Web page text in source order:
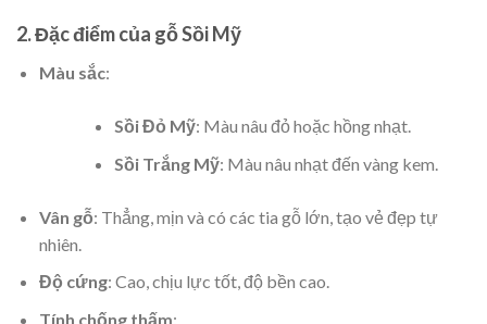
2. Đặc điểm của gỗ Sồi Mỹ
Màu sắc:
Sồi Đỏ Mỹ: Màu nâu đỏ hoặc hồng nhạt.
Sồi Trắng Mỹ: Màu nâu nhạt đến vàng kem.
Vân gỗ: Thẳng, mịn và có các tia gỗ lớn, tạo vẻ đẹp tự
nhiên.
Độ cứng: Cao, chịu lực tốt, độ bền cao.
Tính chống thấm: